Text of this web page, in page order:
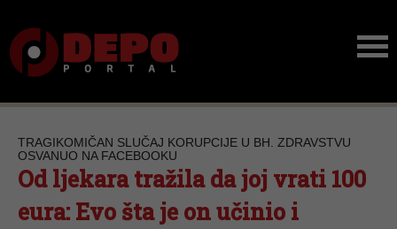
TRAGIKOMIČAN SLUČAJ KORUPCIJE U BH. ZDRAVSTVU
OSVANUO NA FACEBOOKU
Od ljekara tražila da joj vrati 100
eura: Evo šta je on učinio i